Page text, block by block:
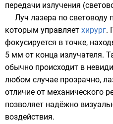
передачи излучения
Луч лазера по световоду
которым управляет хирург.
фокусируется в точке,
5 мм от конца излучателя.
обычно происходит в
любом случае прозрачно,
отличие от механического
позволяет надёжно
воздействия.